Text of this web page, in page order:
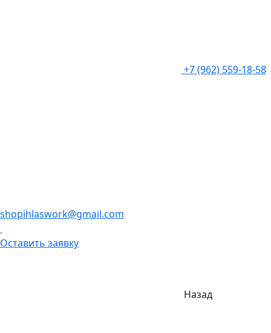
+7 (962) 559-18-58
shopihlaswork@gmail.com
Оставить заявку
Назад